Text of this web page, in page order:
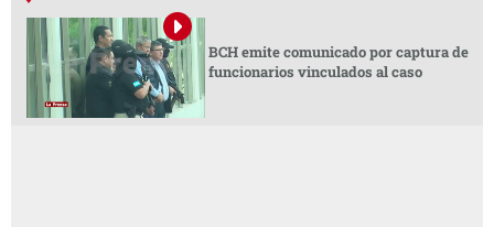
BCH emite comunicado por captura de
funcionarios vinculados al caso